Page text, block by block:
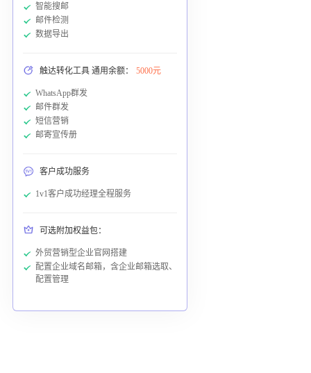
智能搜邮
邮件检测
数据导出
触达转化工具 通用余额： 5000元
WhatsApp群发
邮件群发
短信营销
邮寄宣传册
客户成功服务
1v1客户成功经理全程服务
可选附加权益包：
外贸营销型企业官网搭建
配置企业域名邮箱，含企业邮箱选取、
配置管理